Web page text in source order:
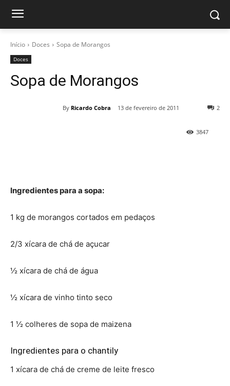
Início Doces Sopa de Morangos
Doces
Sopa de Morangos
By Ricardo Cobra 13 de fevereiro de 2011 2
3847
Ingredientes para a sopa:
1 kg de morangos cortados em pedaços
2/3 xícara de chá de açucar
½ xícara de chá de água
½ xícara de vinho tinto seco
1 ½ colheres de sopa de maizena
Ingredientes para o chantily
1 xícara de chá de creme de leite fresco